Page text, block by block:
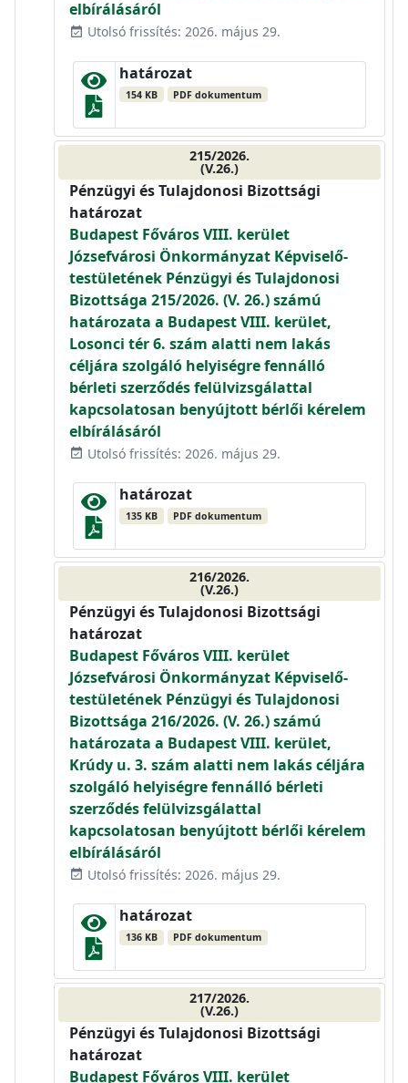
elbírálásáról
event_available Utolsó frissítés: 2026. május 29.
határozat
154 KB PDF dokumentum
215/2026.
(V.26.)
Pénzügyi és Tulajdonosi Bizottsági
határozat
Budapest Főváros VIII. kerület
Józsefvárosi Önkormányzat Képviselő-
testületének Pénzügyi és Tulajdonosi
Bizottsága 215/2026. (V. 26.) számú
határozata a Budapest VIII. kerület,
Losonci tér 6. szám alatti nem lakás
céljára szolgáló helyiségre fennálló
bérleti szerződés felülvizsgálattal
kapcsolatosan benyújtott bérlői kérelem
elbírálásáról
event_available Utolsó frissítés: 2026. május 29.
határozat
135 KB PDF dokumentum
216/2026.
(V.26.)
Pénzügyi és Tulajdonosi Bizottsági
határozat
Budapest Főváros VIII. kerület
Józsefvárosi Önkormányzat Képviselő-
testületének Pénzügyi és Tulajdonosi
Bizottsága 216/2026. (V. 26.) számú
határozata a Budapest VIII. kerület,
Krúdy u. 3. szám alatti nem lakás céljára
szolgáló helyiségre fennálló bérleti
szerződés felülvizsgálattal
kapcsolatosan benyújtott bérlői kérelem
elbírálásáról
event_available Utolsó frissítés: 2026. május 29.
határozat
136 KB PDF dokumentum
217/2026.
(V.26.)
Pénzügyi és Tulajdonosi Bizottsági
határozat
Budapest Főváros VIII. kerület